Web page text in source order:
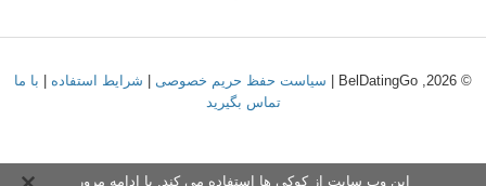
© 2026, BelDatingGo | سیاست حفظ حریم خصوصی شرایط استفاده
با ما
تماس بگیرید
این وب سایت از کوکی ها استفاده می کند. با ادامه مرور